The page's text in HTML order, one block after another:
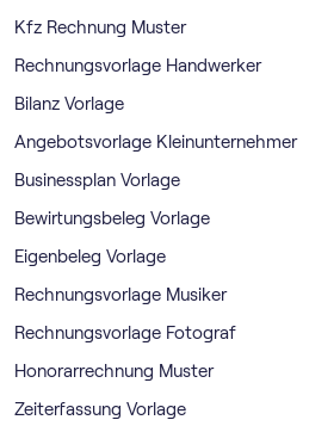
Kfz Rechnung Muster
Rechnungsvorlage Handwerker
Bilanz Vorlage
Angebotsvorlage Kleinunternehmer
Businessplan Vorlage
Bewirtungsbeleg Vorlage
Eigenbeleg Vorlage
Rechnungsvorlage Musiker
Rechnungsvorlage Fotograf
Honorarrechnung Muster
Zeiterfassung Vorlage